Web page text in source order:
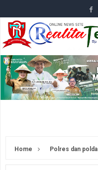
Home Polres dan polda